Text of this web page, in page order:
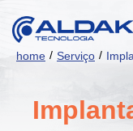
home / Serviço /